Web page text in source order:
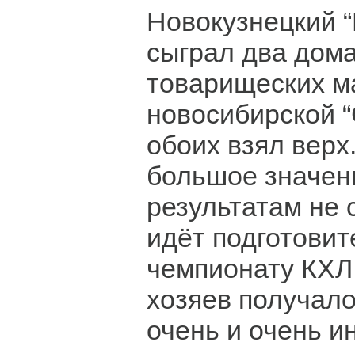
Новокузнецкий
сыграл два
товарищеских
новосибирской
обоих взял
большое
результатам не
идёт
чемпионату
хозяев
очень и очень